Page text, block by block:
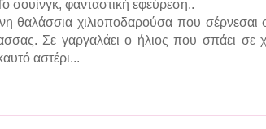
σουίνγκ, φανταστική εφεύρεση..
θαλάσσια χιλιοποδαρούσα που σέρνεσαι
Σε γαργαλάει ο ήλιος που σπάει σε
αστέρι...